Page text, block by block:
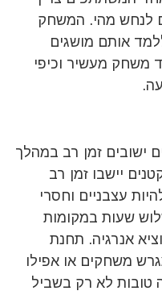
לנחש מהי. המשחק
אותם מושגים
משחק מעשיר וכיפי
ישובים זמן רב במהלך
יישבו זמן רב
עצבניים וחסרי
שעות במקומות
אנרגיה. תחנת
משחקים או אפילו
טובות לא רק בשביל